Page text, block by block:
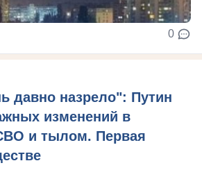
0
давно назрело": Путин
изменений в
и тылом. Первая